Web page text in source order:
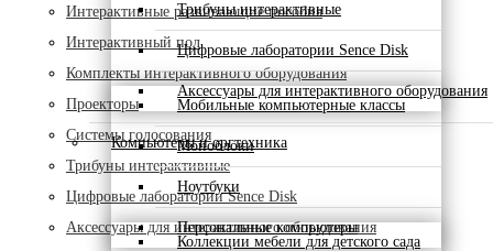
Трибуны интерактивные
Цифровые лаборатории Sence Disk
Аксессуары для интерактивного оборудования
Компьютеры и оргтехника
Мобильные компьютерные классы
Моноблоки
Ноутбуки
Персональные компьютеры
Коллекции мебели для детского сада
Интерактивные развивающие пособия
Интерактивный пол
Комплекты интерактивного оборудования
Проекторы
Системы голосования
Трибуны интерактивные
Цифровые лаборатории Sence Disk
Аксессуары для интерактивного оборудования